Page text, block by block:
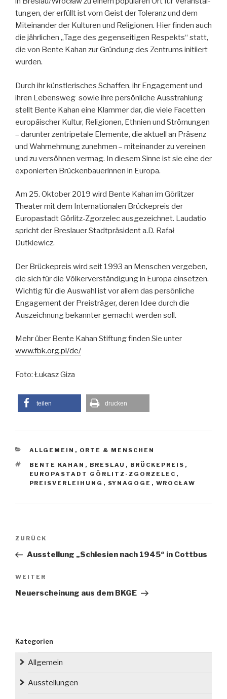
tun­gen, der er­füllt ist vom Geist der To­le­ranz und dem
Mit­ein­an­der der Kul­tu­ren und Re­li­gio­nen. Hier fin­den auch
die jähr­li­chen „Ta­ge des ge­gen­sei­ti­gen Re­spekts“ statt,
die von Ben­te Ka­han zur Grün­dung des Zen­trums in­iti­iert
wur­den.
Durch ihr künst­le­ri­sches Schaf­fen, ihr En­ga­ge­ment und
ih­ren Le­bens­weg so­wie ih­re per­sön­li­che Aus­strah­lung
stellt Ben­te Ka­han ei­ne Klam­mer dar, die vie­le Fa­cet­ten
eu­ro­päi­scher Kul­tur, Re­li­gio­nen, Eth­ni­en und Strö­mun­gen
– dar­un­ter zen­tri­pe­ta­le Ele­men­te, die ak­tu­ell an Prä­senz
und Wahr­neh­mung zu­neh­men – mit­ein­an­der zu ver­ei­nen
und zu ver­söh­nen ver­mag. In die­sem Sin­ne ist sie ei­ne der
ex­po­nier­ten Brü­cken­baue­rin­nen in Eu­ro­pa.
Am 25. Oktober 2019 wird Bente Kahan im Görlitzer
Theater mit dem Internationalen Brückepreis der
Europastadt Görlitz-Zgorzelec ausgezeichnet. Laudatio
spricht der Breslauer Stadtpräsident a.D. Rafał
Dutkiewicz.
Der Brückepreis wird seit 1993 an Menschen vergeben,
die sich für die Völkerverständigung in Europa einsetzen.
Wichtig für die Auswahl ist vor allem das persönliche
Engagement der Preisträger, deren Idee durch die
Auszeichnung bekannter gemacht werden soll.
Mehr über Bente Kahan Stiftung finden Sie unter
www.fbk.org.pl/de/
Foto: Łukasz Giza
teilen drucken
KATEGORIEN
ALLGEMEIN , ORTE & MENSCHEN
SCHLAGWÖRTER
BENTE KAHAN , BRESLAU , BRÜCKEPREIS ,
EUROPASTADT GÖRLITZ-ZGORZELEC ,
PREISVERLEIHUNG , SYNAGOGE , WROCŁAW
Beitragsnavigation
Vorheriger
Beitrag
ZURÜCK
Ausstellung „Schlesien nach 1945“ in Cottbus
Nächster
Beitrag
WEITER
Neuerscheinung aus dem BKGE
Kategorien
Allgemein
Ausstellungen